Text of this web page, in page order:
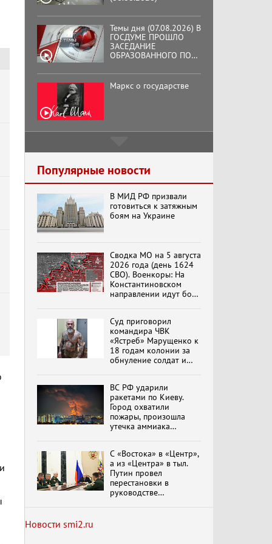
ГОСДУМЕ ПРОШЛО
ИНИЦИАТИВЕ КПРФ
ОБЩЕСТВЕННОГО
КОМИТЕТА ЗА
ОСВОБОЖДЕНИЕ
ВЕНЕСУЭЛЫ
НИКОЛАСА МАДУРО.
Маркс о государстве
Хук слева: «Что и
требовалось доказать!»
(07.08.2026)
Специальный репортаж
«Изменимся или
вымрем»
К ГРАЖДАНАМ
РОССИИ! Обращение
Г.А. Зюганова,
Председателя ЦК
фракции КПРФ в
Государственной Думе
РФ (28.07.2026)
Документальный
фильм "Империализм и
террор"
Бить смелее!
В.Баранец, В.Дандыкин,
А.Матвийчук, К.Сивков
(06.08.2026)
Популярные новости
В МИД РФ призвали
готовиться к затяжным
боям на Украине
Сводка МО на 5 августа
2026 года (день 1624
СВО). Военкоры: На
Константиновском
направлении идут бои
Суд приговорил
командира ЧВК
«Ястреб» Марущенко к
18 годам колонии за
обнуление солдат и
ВС РФ ударили
ракетами по Киеву.
Город охватили
пожары, произошла
утечка аммиака
С «Востока» в «Центр»,
а из «Центра» в тыл.
Путин провел
перестановки в
руководстве
Новости smi2.ru